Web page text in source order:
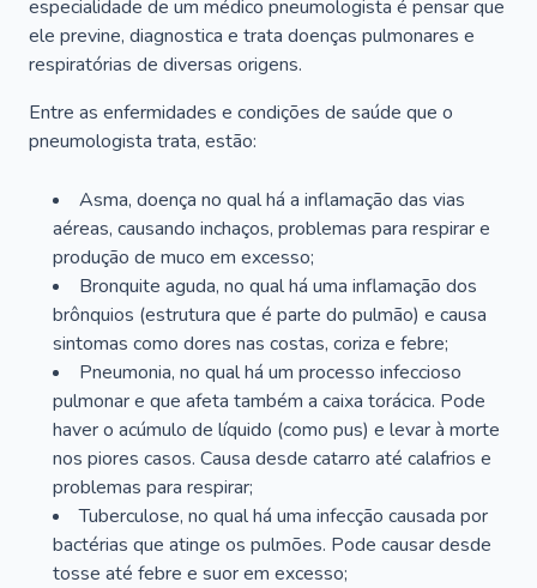
especialidade de um médico pneumologista é pensar que
ele previne, diagnostica e trata doenças pulmonares e
respiratórias de diversas origens.
Entre as enfermidades e condições de saúde que o
pneumologista trata, estão:
Asma, doença no qual há a inflamação das vias
aéreas, causando inchaços, problemas para respirar e
produção de muco em excesso;
Bronquite aguda, no qual há uma inflamação dos
brônquios (estrutura que é parte do pulmão) e causa
sintomas como dores nas costas, coriza e febre;
Pneumonia, no qual há um processo infeccioso
pulmonar e que afeta também a caixa torácica. Pode
haver o acúmulo de líquido (como pus) e levar à morte
nos piores casos. Causa desde catarro até calafrios e
problemas para respirar;
Tuberculose, no qual há uma infecção causada por
bactérias que atinge os pulmões. Pode causar desde
tosse até febre e suor em excesso;